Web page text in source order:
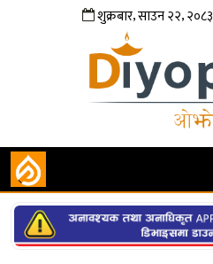
शुक्रबार,साउन२२,२०८३